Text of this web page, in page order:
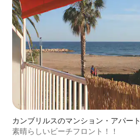
カンブリルスのマンション・アパート
素晴らしいビーチフロント！！